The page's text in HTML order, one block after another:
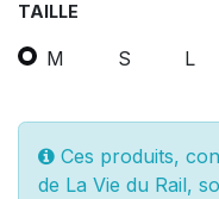
TAILLE
M S L
Ces produits,
de La Vie du Rail,